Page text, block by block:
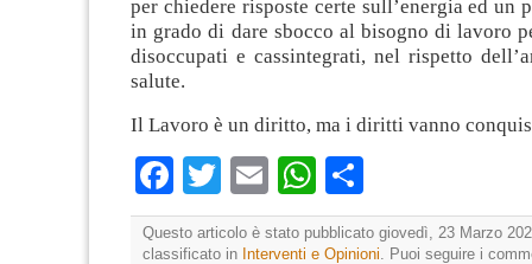
per chiedere risposte certe sull’energia ed un
in grado di dare sbocco al bisogno di lavoro
disoccupati e cassintegrati, nel rispetto
salute.
Il Lavoro è un diritto, ma i diritti vanno
Facebook
TwitterEmailWhatsApp
Questo articolo è stato pubblicato giovedì, 23 Marzo
classificato in Interventi e Opinioni . Puoi seguire i